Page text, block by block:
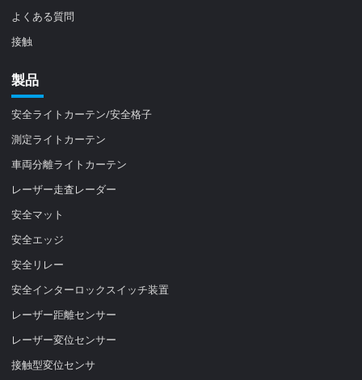
よくある質問
接触
製品
安全ライトカーテン/安全格子
測定ライトカーテン
車両分離ライトカーテン
レーザー走査レーダー
安全マット
安全エッジ
安全リレー
安全インターロックスイッチ装置
レーザー距離センサー
レーザー変位センサー
接触型変位センサ